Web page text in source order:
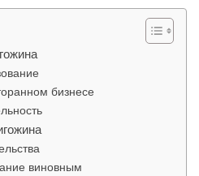
бизнесе
виновным